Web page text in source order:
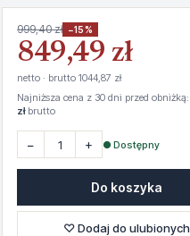
999,40 zł −15%
849,49 zł
netto · brutto 1044,87 zł
Najniższa cena z 30 dni przed obniżką:
złbrutto
− + ● Dostępny
Do koszyka
♡ Dodaj do ulubionych